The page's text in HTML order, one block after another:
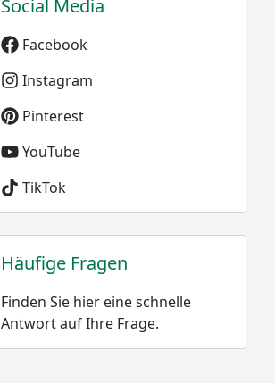
Social Media
Facebook
Instagram
Pinterest
YouTube
TikTok
Häufige Fragen
Finden Sie hier eine schnelle
Antwort auf Ihre Frage.